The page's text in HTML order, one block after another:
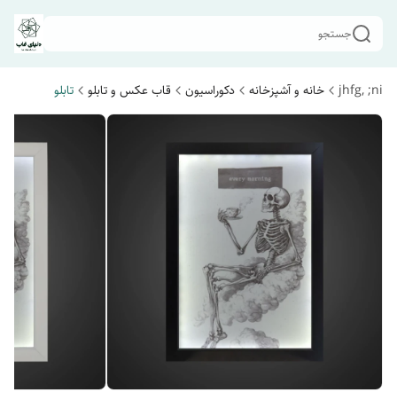
جستجو
jhfg, ;ni خانه و آشپزخانه دکوراسیون قاب عکس و تابلو تابلو